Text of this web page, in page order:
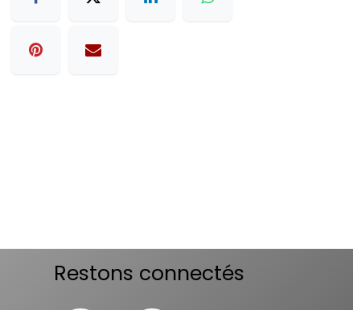
Restons connectés